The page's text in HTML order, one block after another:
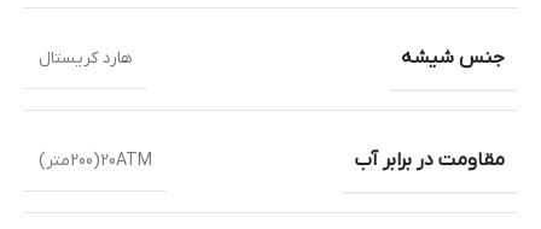
جنس شیشه هارد کریستال
مقاومت در برابر آب 20ATM(200متر)